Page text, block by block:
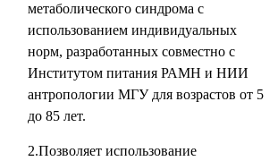
метаболического синдрома с
использованием индивидуальных
норм, разработанных совместно с
Институтом питания РАМН и НИИ
антропологии МГУ для возрастов от 5
до 85 лет.
2.Позволяет использование